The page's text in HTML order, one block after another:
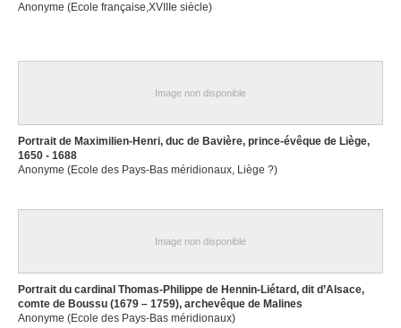
Anonyme (Ecole française,XVIIIe siècle)
Image non disponible
Portrait de Maximilien-Henri, duc de Bavière, prince-évêque de Liège,
1650 - 1688
Anonyme (Ecole des Pays-Bas méridionaux, Liège ?)
Image non disponible
Portrait du cardinal Thomas-Philippe de Hennin-Liétard, dit d’Alsace,
comte de Boussu (1679 – 1759), archevêque de Malines
Anonyme (Ecole des Pays-Bas méridionaux)